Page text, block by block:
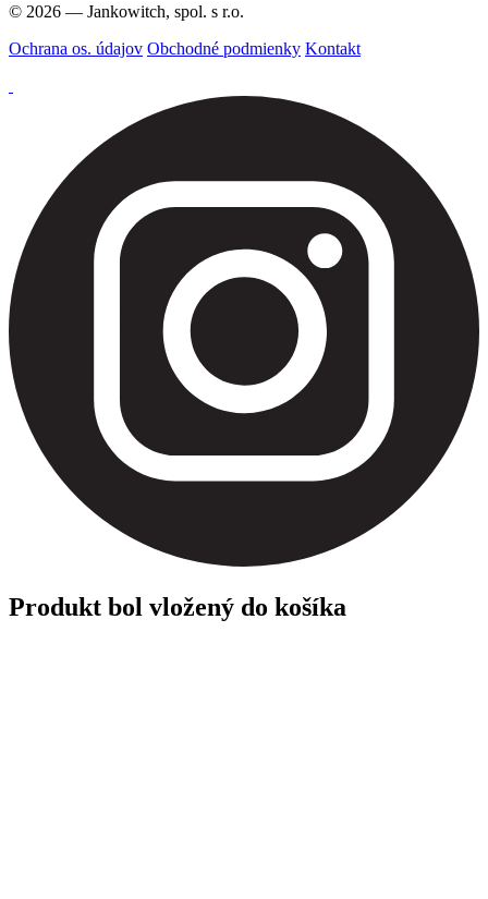
© 2026 — Jankowitch, spol. s r.o.
Ochrana os. údajov Obchodné podmienky Kontakt
Produkt bol vložený do košíka